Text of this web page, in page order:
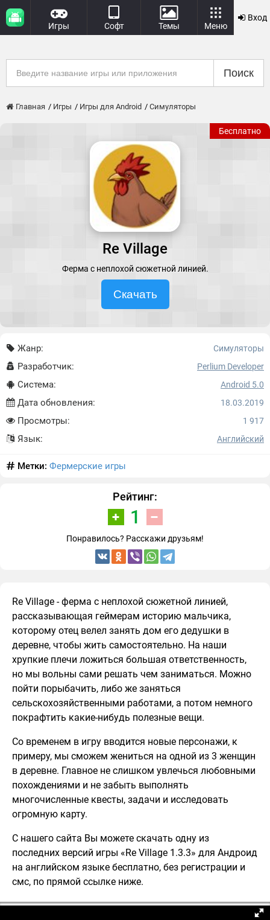
Игры Софт Темы Меню
Вход
Поиск
Главная Игры Игры для Android Симуляторы
Бесплатно
Re Village
Ферма с неплохой сюжетной линией.
Скачать
Жанр: Симуляторы
Разработчик: Perlium Developer
Система: Android 5.0
Дата обновления: 18.03.2019
Просмотры: 1 917
Язык: Английский
Метки: Фермерские игры
Рейтинг:
1
Понравилось? Расскажи друзьям!
Re Village - ферма с неплохой сюжетной линией,
рассказывающая геймерам историю мальчика,
которому отец велел занять дом его дедушки в
деревне, чтобы жить самостоятельно. На наши
хрупкие плечи ложиться большая ответственность,
но мы вольны сами решать чем заниматься. Можно
пойти порыбачить, либо же заняться
сельскохозяйственными работами, а потом немного
покрафтить какие-нибудь полезные вещи.
Со временем в игру вводится новые персонажи, к
примеру, мы сможем жениться на одной из 3 женщин
в деревне. Главное не слишком увлечься любовными
похождениями и не забыть выполнять
многочисленные квесты, задачи и исследовать
огромную карту.
С нашего сайта Вы можете скачать одну из
последних версий игры «Re Village 1.3.3» для Андроид
на английском языке бесплатно, без регистрации и
смс, по прямой ссылке ниже.